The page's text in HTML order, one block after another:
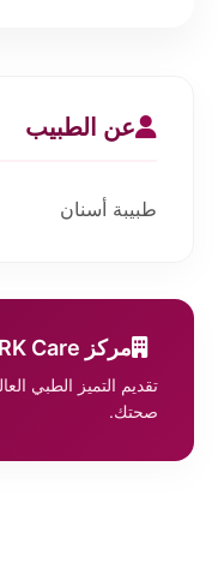
عن الطبيب
طبيبة أسنان
مركز DRK Care الطبي
تقديم التميز الطبي
صحتك.